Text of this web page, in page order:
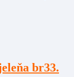
br33.